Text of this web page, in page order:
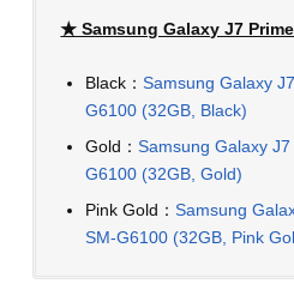
★ Samsung Galaxy J7 Prime
Black：Samsung Galaxy
G6100 (32GB, Black)
Gold：Samsung Galaxy
G6100 (32GB, Gold)
Pink Gold：Samsung
SM-G6100 (32GB, Pink